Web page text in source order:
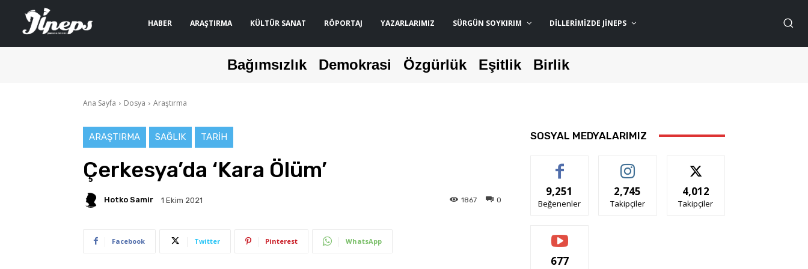
HABER ARAŞTIRMA KÜLTÜR SANAT RÖPORTAJ YAZARLARIMIZ SÜRGÜN SOYKIRIM DILLERIMIZDE JİNEPS
Bağımsızlık Demokrasi Özgürlük Eşitlik Birlik
Ana Sayfa Dosya Araştırma
ARAŞTIRMA SAĞLIK TARIH
Çerkesya’da ‘Kara Ölüm’
Hotko Samir 1 Ekim 2021 0
1867
Facebook Twitter Pinterest WhatsApp
SOSYAL MEDYALARIMIZ
9,251
Beğenenler
2,745
Takipçiler
4,012
Takipçiler
677